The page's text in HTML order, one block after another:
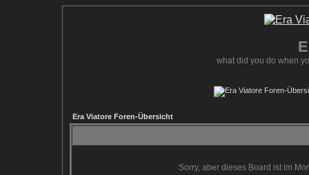
what did you do when
Era Viatore Foren-Übersicht
Sorry, aber dieses Board ist im